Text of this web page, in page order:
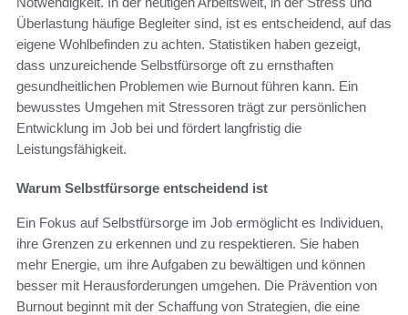
Überlastung häufige Begleiter sind, ist es entscheidend, auf das
eigene Wohlbefinden zu achten. Statistiken haben gezeigt,
dass unzureichende Selbstfürsorge oft zu ernsthaften
gesundheitlichen Problemen wie Burnout führen kann. Ein
bewusstes Umgehen mit Stressoren trägt zur persönlichen
Entwicklung im Job bei und fördert langfristig die
Leistungsfähigkeit.
Warum Selbstfürsorge entscheidend ist
Ein Fokus auf Selbstfürsorge im Job ermöglicht es Individuen,
ihre Grenzen zu erkennen und zu respektieren. Sie haben
mehr Energie, um ihre Aufgaben zu bewältigen und können
besser mit Herausforderungen umgehen. Die Prävention von
Burnout beginnt mit der Schaffung von Strategien, die eine